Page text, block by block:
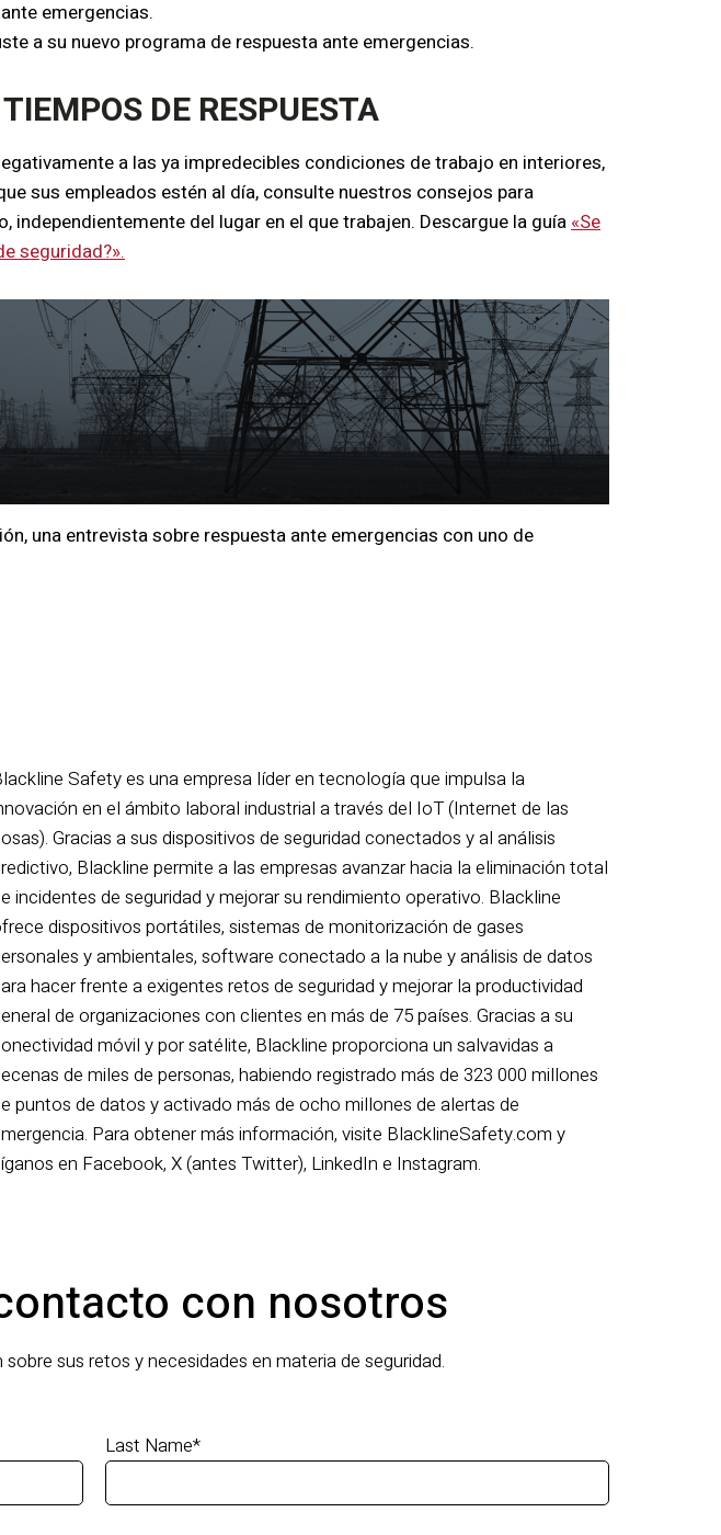
emergencias.
a su nuevo programa de respuesta ante emergencias.
DE RESPUESTA
a las ya impredecibles condiciones de trabajo en interiores,
sus empleados estén al día, consulte nuestros consejos para
del lugar en el que trabajen. Descargue la guía«Se
seguridad?».
una entrevista sobre respuesta ante emergencias con uno de
Safety es una empresa líder en tecnología que impulsa la
en el ámbito laboral industrial a través del IoT (Internet de las
Gracias a sus dispositivos de seguridad conectados y al análisis
Blackline permite a las empresas avanzar hacia la eliminación total
incidentes de seguridad y mejorar su rendimiento operativo. Blackline
dispositivos portátiles, sistemas de monitorización de gases
y ambientales, software conectado a la nube y análisis de datos
hacer frente a exigentes retos de seguridad y mejorar la productividad
de organizaciones con clientes en más de 75 países. Gracias a su
móvil y por satélite, Blackline proporciona un salvavidas a
de miles de personas, habiendo registrado más de 323 000 millones
puntos de datos y activado más de ocho millones de alertas de
Para obtener más información, visite BlacklineSafety.com y
en Facebook, X (antes Twitter), LinkedIn e Instagram.
con nosotros
sus retos y necesidades en materia de seguridad.
Last Name*